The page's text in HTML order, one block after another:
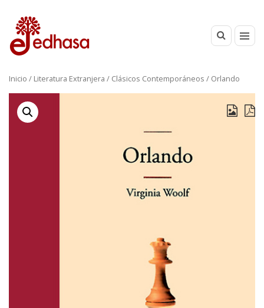
Inicio / Literatura Extranjera / Clásicos Contemporáneos / Orlando